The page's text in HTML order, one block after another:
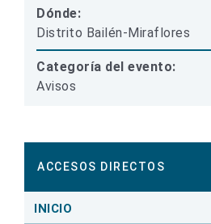
Dónde:
Distrito Bailén-Miraflores
Categoría del evento:
Avisos
ACCESOS DIRECTOS
INICIO